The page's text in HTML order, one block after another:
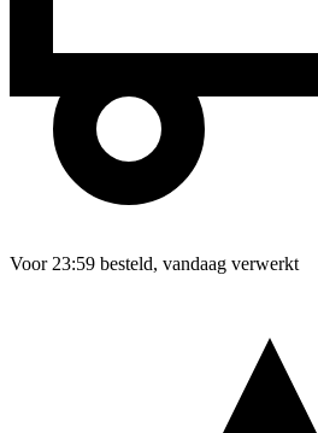
Voor 23:59 besteld, vandaag verwerkt